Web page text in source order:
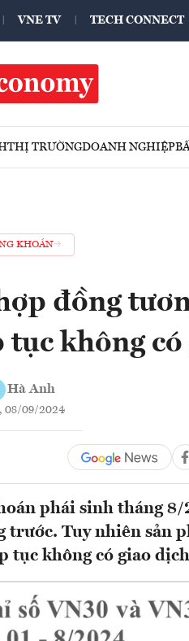
VNE TV TECH CONNECT
THỊ TRƯỜNGDOANH NGHIỆP
KHOÁN
đồng
không có
Hà Anh
08/09/2024
phái sinh tháng
trước. Tuy nhiên sản
không có giao